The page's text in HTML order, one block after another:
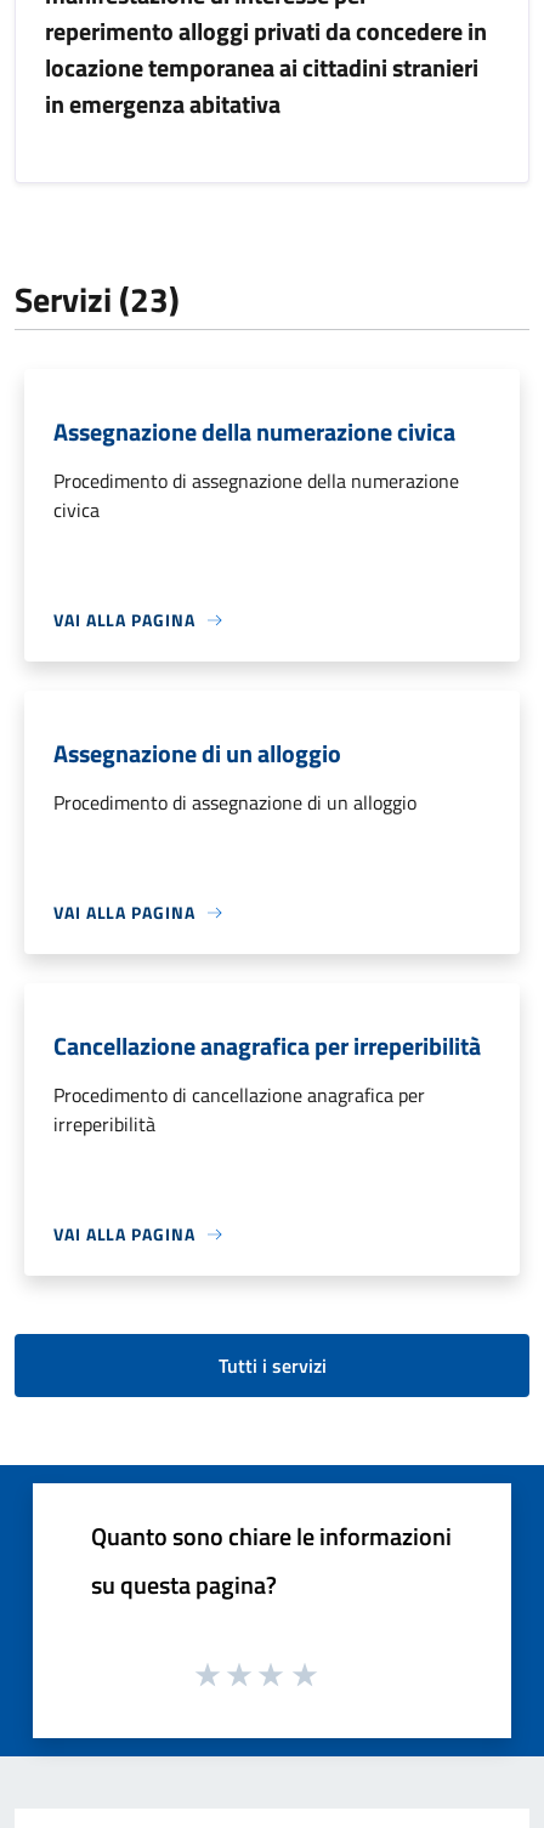
reperimento alloggi privati da concedere in
locazione temporanea ai cittadini stranieri
in emergenza abitativa
Servizi (23)
Assegnazione della numerazione civica
Procedimento di assegnazione della numerazione
civica
VAI ALLA PAGINA
Assegnazione di un alloggio
Procedimento di assegnazione di un alloggio
VAI ALLA PAGINA
Cancellazione anagrafica per irreperibilità
Procedimento di cancellazione anagrafica per
irreperibilità
VAI ALLA PAGINA
Tutti i servizi
Quanto sono chiare le informazioni
su questa pagina?